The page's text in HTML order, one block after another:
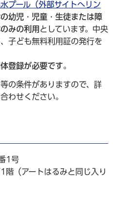
プール（外部サイトへリン
幼児・児童・生徒または障
みの利用 としています。中央
子ども無料利用証の発行を
登録が必要です。
の条件がありますので、詳
わせください。
1号
階（アートはるみと同じ入り